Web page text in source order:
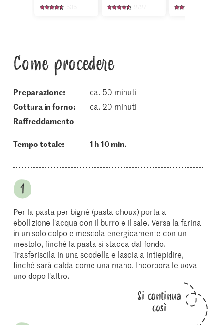
Come procedere
Preparazione:
ca. 50 minuti
cottura in forno:
ca. 20 minuti
raffreddamento
Tempo totale: 1 h 10 min.
Per la pasta per bignè (pasta choux) porta a
ebollizione l'acqua con il burro e il sale. Versa la farina
in un solo colpo e mescola energicamente con un
mestolo, finché la pasta si stacca dal fondo.
Trasferiscila in una scodella e lasciala intiepidire,
finché sarà calda come una mano. Incorpora le uova
uno dopo l'altro.
Si continua
così